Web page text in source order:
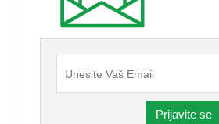
Prijavite se